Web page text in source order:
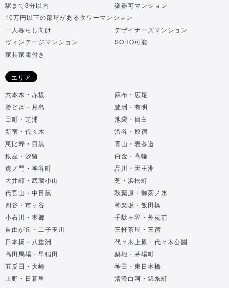
駅まで3分以内
楽器可マンション
10万円以下の部屋があるタワーマンション
一人暮らし向け
デザイナーズマンション
ヴィンテージマンション
SOHO可能
家具家電付き
エリア
六本木・赤坂
麻布・広尾
勝どき・月島
豊洲・有明
田町・芝浦
池袋・目白
新宿・代々木
渋谷・原宿
恵比寿・目黒
青山・表参道
銀座・汐留
白金・高輪
虎ノ門・神谷町
品川・天王洲
大井町・武蔵小山
芝・浜松町
代官山・中目黒
秋葉原・御茶ノ水
四谷・市ヶ谷
神楽坂・飯田橋
小石川・本郷
千駄ヶ谷・外苑前
自由が丘・二子玉川
三軒茶屋・三宿
日本橋・八重洲
代々木上原・代々木公園
高田馬場・早稲田
築地・茅場町
五反田・大崎
神田・東日本橋
上野・日暮里
清澄白河・錦糸町